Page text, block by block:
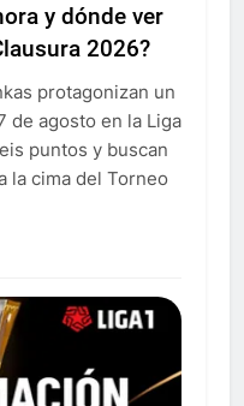
y dónde ver
2026?
protagonizan un
de agosto en la Liga
puntos y buscan
la cima del Torneo